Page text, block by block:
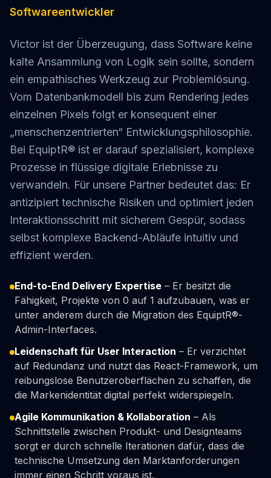
Softwareentwickler
Victor ist der Überzeugung, dass Software keine
kalte Ansammlung von Logik sein sollte, sondern
ein empathisches Werkzeug zur Problemlösung.
Vom Datenbankmodell bis zum Rendering jedes
einzelnen Pixels folgt er konsequent einer
„menschenzentrierten“ Entwicklungsphilosophie.
Bei EquiptR® ist er darauf spezialisiert, komplexe
Prozesse in flüssige digitale Erlebnisse zu
verwandeln. Für unsere Partner bedeutet das: Er
antizipiert technische Risiken und optimiert jeden
Interaktionsschritt mit sicherem Gespür, sodass
selbst komplexe Backend-Abläufe intuitiv und
effizient werden.
End-to-End Delivery Expertise – Er besitzt die
Fähigkeit, Projekte von 0 auf 1 aufzubauen, was er
unter anderem durch die Migration des EquiptR®-
Admin-Interfaces.
Leidenschaft für User Interaction – Er verzichtet
auf Redundanz und nutzt das React-Framework, um
reibungslose Benutzeroberflächen zu schaffen, die
die Markenidentität digital perfekt widerspiegeln.
Agile Kommunikation & Kollaboration – Als
Schnittstelle zwischen Produkt- und Designteams
sorgt er durch schnelle Iterationen dafür, dass die
technische Umsetzung den Marktanforderungen
immer einen Schritt voraus ist.